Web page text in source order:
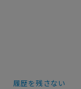
履歴を残さない